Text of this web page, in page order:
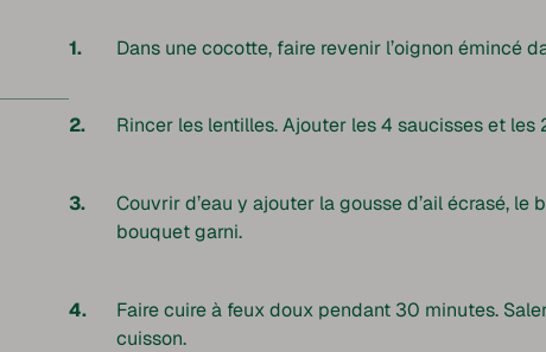
Dans une cocotte, faire revenir l’oignon émincé
Rincer les lentilles. Ajouter les 4 saucisses et les
Couvrir d’eau y ajouter la gousse d’ail écrasé, le
bouquet garni.
Faire cuire à feux doux pendant 30 minutes.
cuisson.